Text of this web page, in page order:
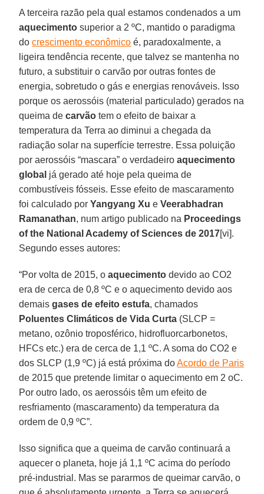
A terceira razão pela qual estamos condenados a um
aquecimento superior a 2 ºC, mantido o paradigma
docrescimento econômico é, paradoxalmente, a
ligeira tendência recente, que talvez se mantenha no
futuro, a substituir o carvão por outras fontes de
energia, sobretudo o gás e energias renováveis. Isso
porque os aerossóis (material particulado) gerados na
queima decarvão tem o efeito de baixar a
temperatura da Terra ao diminui a chegada da
radiação solar na superfície terrestre. Essa poluição
por aerossóis “mascara” o verdadeiroaquecimento
global já gerado até hoje pela queima de
combustíveis fósseis. Esse efeito de mascaramento
foi calculado por Yangyang Xu eVeerabhadran
Ramanathan, num artigo publicado na Proceedings
of the National Academy of Sciences de 2017 [vi].
Segundo esses autores:
“Por volta de 2015, oaquecimento devido ao CO2
era de cerca de 0,8 ºC e o aquecimento devido aos
demaisgases de efeito estufa, chamados
Poluentes Climáticos de Vida Curta (SLCP =
metano, ozônio troposférico, hidrofluorcarbonetos,
HFCs etc.) era de cerca de 1,1 ºC. A soma do CO2 e
dos SLCP (1,9 ºC) já está próxima doAcordo de Paris
de 2015 que pretende limitar o aquecimento em 2 oC.
Por outro lado, os aerossóis têm um efeito de
resfriamento (mascaramento) da temperatura da
ordem de 0,9 ºC”.
Isso significa que a queima de carvão continuará a
aquecer o planeta, hoje já 1,1 ºC acima do período
pré-industrial. Mas se pararmos de queimar carvão, o